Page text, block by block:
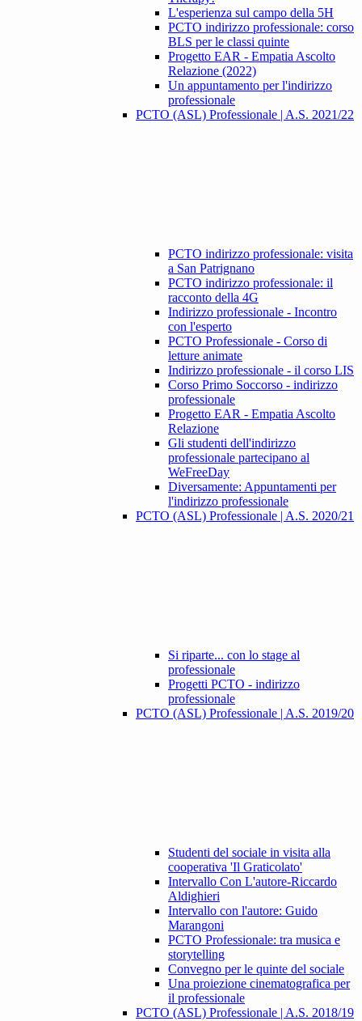
L'esperienza sul campo della 5H
PCTO indirizzo professionale: corso
BLS per le classi quinte
Progetto EAR - Empatia Ascolto
Relazione (2022)
Un appuntamento per l'indirizzo
professionale
PCTO (ASL) Professionale | A.S. 2021/22
PCTO indirizzo professionale: visita
a San Patrignano
PCTO indirizzo professionale: il
racconto della 4G
Indirizzo professionale - Incontro
con l'esperto
PCTO Professionale - Corso di
letture animate
Indirizzo professionale - il corso LIS
Corso Primo Soccorso - indirizzo
professionale
Progetto EAR - Empatia Ascolto
Relazione
Gli studenti dell'indirizzo
professionale partecipano al
WeFreeDay
Diversamente: Appuntamenti per
l'indirizzo professionale
PCTO (ASL) Professionale | A.S. 2020/21
Si riparte... con lo stage al
professionale
Progetti PCTO - indirizzo
professionale
PCTO (ASL) Professionale | A.S. 2019/20
Studenti del sociale in visita alla
cooperativa 'Il Graticolato'
Intervallo Con L'autore-Riccardo
Aldighieri
Intervallo con l'autore: Guido
Marangoni
PCTO Professionale: tra musica e
storytelling
Convegno per le quinte del sociale
Una proiezione cinematografica per
il professionale
PCTO (ASL) Professionale | A.S. 2018/19